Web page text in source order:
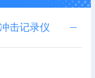
击记录仪